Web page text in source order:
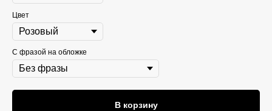
Цвет
С фразой на обложке
В корзину